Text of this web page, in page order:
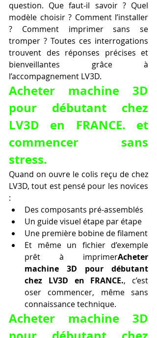
question. Que faut-il savoir ? Quel
modèle choisir ? Comment l’installer
? Comment imprimer sans se
tromper ? Toutes ces interrogations
trouvent des réponses précises et
bienveillantes grâce à
l’accompagnement LV3D.
Acheter machine 3D
pour débutant chez
LV3D en FRANCE. et
commencer sans
stress.
Quand on ouvre le colis reçu de chez
LV3D, tout est pensé pour les novices
:
Des composants pré-assemblés
Un guide visuel étape par étape
Une première bobine de filament
Et même un fichier d’exemple
prêt à imprimerAcheter
machine 3D pour débutant
chez LV3D en FRANCE., c’est
oser commencer, même sans
connaissance technique.
Acheter machine 3D